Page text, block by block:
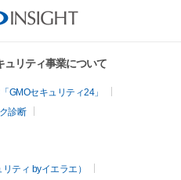
ュリティ事業について
GMOセキュリティ24」
診断
ティ byイエラエ）